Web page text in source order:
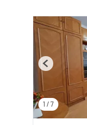
1 / 7
Previous